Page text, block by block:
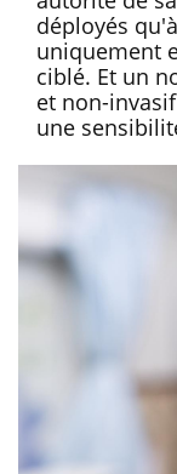
déployés
uniquement
ciblé. Et un
et non-
une